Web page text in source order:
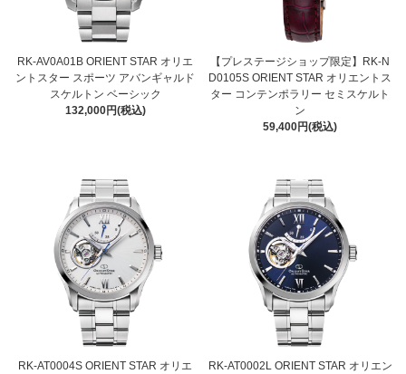
RK-AV0A01B ORIENT STAR オリエ
ントスター スポーツ アバンギャルド
スケルトン ベーシック
132,000円(税込)
【プレステージショップ限定】RK-N
D0105S ORIENT STAR オリエントス
ター コンテンポラリー セミスケルト
ン
59,400円(税込)
RK-AT0004S ORIENT STAR オリエ
RK-AT0002L ORIENT STAR オリエン